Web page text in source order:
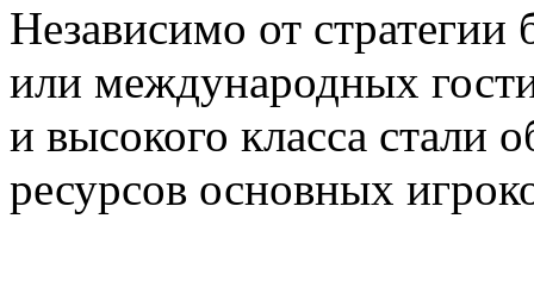
Независимо от
или международных
и высокого класса стали
ресурсов основных